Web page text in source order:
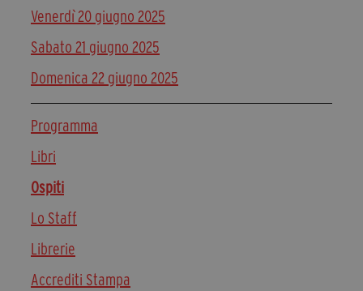
Venerdì 20 giugno 2025
Sabato 21 giugno 2025
Domenica 22 giugno 2025
Programma
Libri
Ospiti
Lo Staff
Librerie
Accrediti Stampa